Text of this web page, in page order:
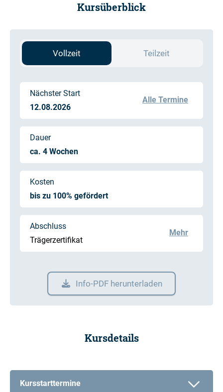
Kursüberblick
Vollzeit Teilzeit
Nächster Start
12.08.2026
Alle Termine
Dauer
ca. 4 Wochen
Kosten
bis zu 100% gefördert
Abschluss
Trägerzertifikat
Mehr
Info-PDF herunterladen
Kursdetails
Kursstarttermine